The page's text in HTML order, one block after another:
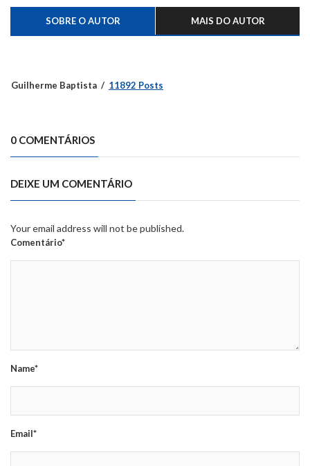
SOBRE O AUTOR MAIS DO AUTOR
Guilherme Baptista 11892 Posts
0 COMENTÁRIOS
DEIXE UM COMENTÁRIO
Your email address will not be published.
Comentário*
Name*
Email*